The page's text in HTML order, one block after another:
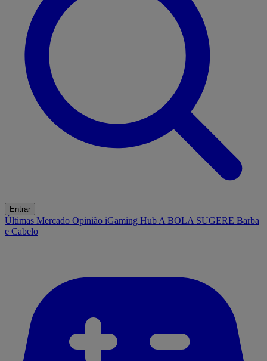
Entrar
Últimas Mercado Opinião iGaming Hub A BOLA SUGERE Barba
e Cabelo